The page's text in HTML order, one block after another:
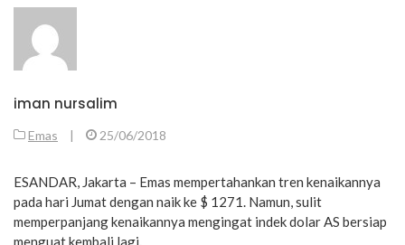
iman nursalim
Emas | 25/06/2018
ESANDAR, Jakarta – Emas mempertahankan tren kenaikannya
pada hari Jumat dengan naik ke $ 1271. Namun, sulit
memperpanjang kenaikannya mengingat indek dolar AS bersiap
menguat kembali lagi.